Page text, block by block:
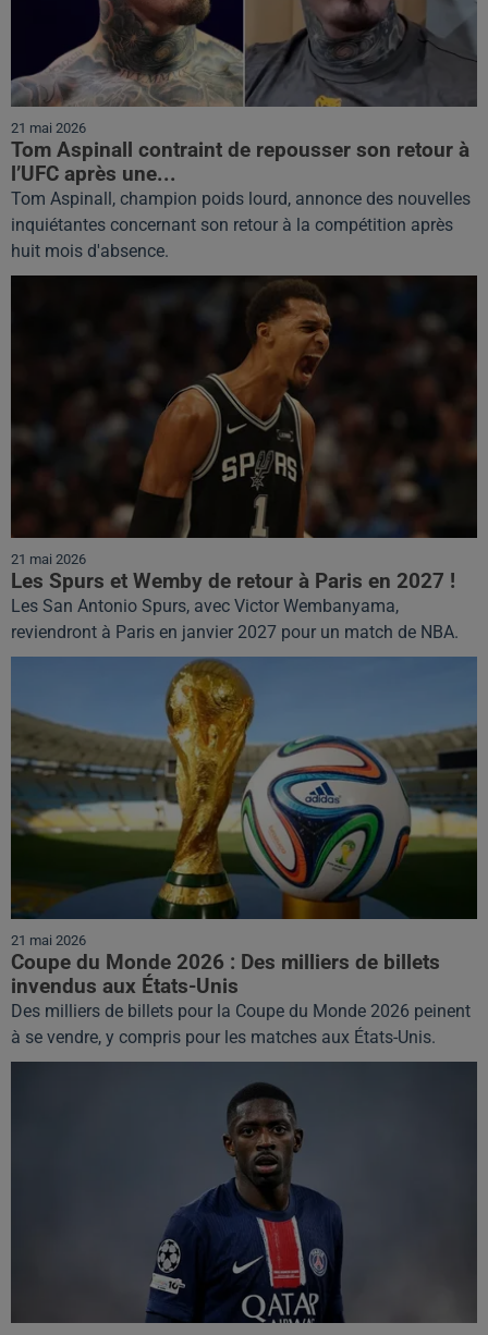
21 mai 2026
Tom Aspinall contraint de repousser son retour à
l’UFC après une...
Tom Aspinall, champion poids lourd, annonce des nouvelles
inquiétantes concernant son retour à la compétition après
huit mois d'absence.
21 mai 2026
Les Spurs et Wemby de retour à Paris en 2027 !
Les San Antonio Spurs, avec Victor Wembanyama,
reviendront à Paris en janvier 2027 pour un match de NBA.
21 mai 2026
Coupe du Monde 2026 : Des milliers de billets
invendus aux États-Unis
Des milliers de billets pour la Coupe du Monde 2026 peinent
à se vendre, y compris pour les matches aux États-Unis.